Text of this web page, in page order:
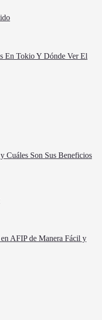
En Tokio Y Dónde Ver El
Cuáles Son Sus Beneficios
AFIP de Manera Fácil y